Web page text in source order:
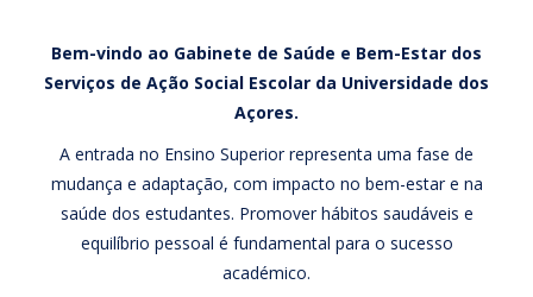
Bem-vindo ao Gabinete de Saúde e Bem-Estar dos
Serviços de Ação Social Escolar da Universidade dos
Açores.
A entrada no Ensino Superior representa uma fase de
mudança e adaptação, com impacto no bem-estar e na
saúde dos estudantes. Promover hábitos saudáveis e
equilíbrio pessoal é fundamental para o sucesso
académico.